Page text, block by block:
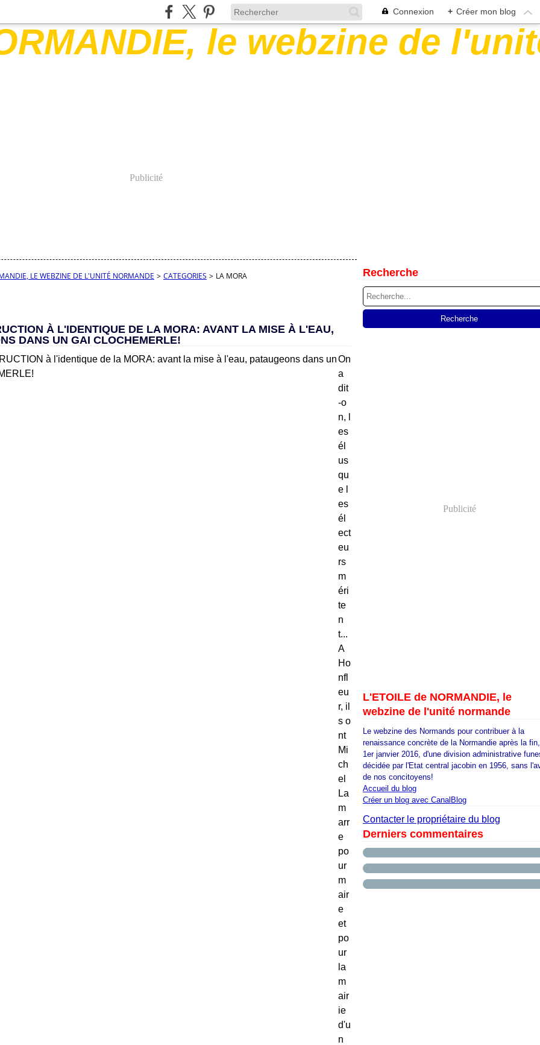
Connexion + Créer mon blog
Publicité
LE WEBZINE DE L'UNITÉ NORMANDE > CATEGORIES > LA MORA
À L'IDENTIQUE DE LA MORA: AVANT LA MISE À L'EAU,
DANS UN GAI CLOCHEMERLE!
On
a
dit
-o
n, l
es
él
us
qu
e l
es
él
ect
eu
rs
m
éri
te
n
t...
A
Ho
nfl
eu
r, il
s o
nt
Mi
ch
el
La
m
arr
e
po
ur
m
air
e
et
po
ur
la
m
air
ie
d'u
n
Recherche
Publicité
L'ETOILE de NORMANDIE, le
webzine de l'unité normande
Le webzine des Normands pour contribuer à la
renaissance concrète de la Normandie après la
1er janvier 2016, d'une division administrative
décidée par l'Etat central jacobin en 1956, sans
de nos concitoyens!
Accueil du blog
Créer un blog avec CanalBlog
Contacter le propriétaire du blog
Derniers commentaires